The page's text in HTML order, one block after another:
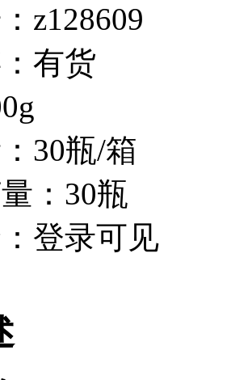
z128609
有货
30瓶/箱
：30瓶
登录可见